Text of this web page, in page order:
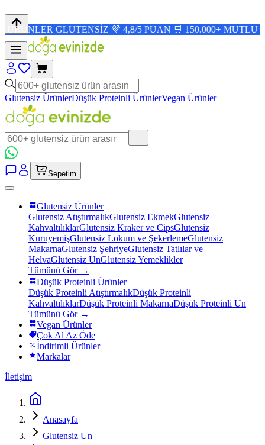
GLUTENSİZ 💜 4,8/5 PUAN 🛒 150.000+ MUTLU MÜŞTERİ
Glutensiz ÜrünlerDüşük Proteinli ÜrünlerVegan Ürünler
Sepetim
Glutensiz Ürünler
Glutensiz AtıştırmalıkGlutensiz EkmekGlutensiz
KahvaltılıklarGlutensiz Kraker ve CipsGlutensiz
KuruyemişGlutensiz Lokum ve ŞekerlemeGlutensiz
MakarnaGlutensiz ŞehriyeGlutensiz Tatlılar ve
HelvaGlutensiz UnGlutensiz Yemeklikler
Tümünü Gör →
Düşük Proteinli Ürünler
Düşük Proteinli AtıştırmalıkDüşük Proteinli
KahvaltılıklarDüşük Proteinli MakarnaDüşük Proteinli Un
Tümünü Gör →
Vegan Ürünler
Çok Al Az Öde
İndirimli Ürünler
Markalar
İletişim
Anasayfa
Glutensiz Un